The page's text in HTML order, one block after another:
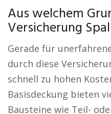
Aus welchem
Versicherung
Gerade für
durch diese
schnell zu hohen
Basisdeckung bieten
Bausteine wie Teil-